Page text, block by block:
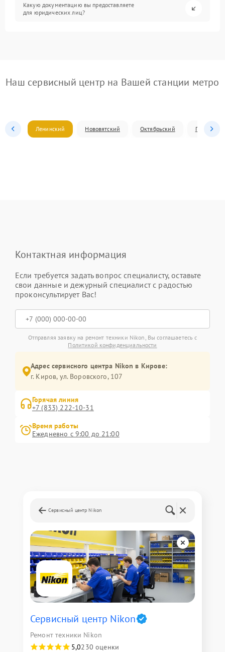
Какую документацию вы предоставляете
для юридических лиц?
Наш сервисный центр на Вашей станции метро
Ленинский Нововятский Октябрьский
Контактная информация
Если требуется задать вопрос специалисту, оставьте
свои данные и дежурный специалист с радостью
проконсультирует Вас!
Отправляя заявку на ремонт техники Nikon, Вы соглашаетесь с
Политикой конфиденциальности
Адрес сервисного центра Nikon в Кирове:
г. Киров, ул. Воровского, 107
Горячая линия
+7 (833) 222-10-31
Время работы
Ежедневно с 9:00 до 21:00
Сервисный центр Nikon
Сервисный центр Nikon
Ремонт техники Nikon
5,0230 оценки